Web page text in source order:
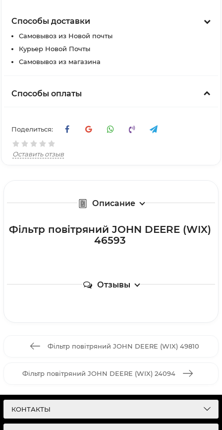
Способы доставки
Самовывоз из Новой почты
Курьер Новой Почты
Самовывоз из магазина
Способы оплаты
Поделиться:
Оставить отзыв
Описание
Фільтр повітряний JOHN DEERE (WIX)
46593
Отзывы
Фільтр повітряний JOHN DEERE (WIX) 49810
Фільтр повітряний JOHN DEERE (WIX) 24094
КОНТАКТЫ